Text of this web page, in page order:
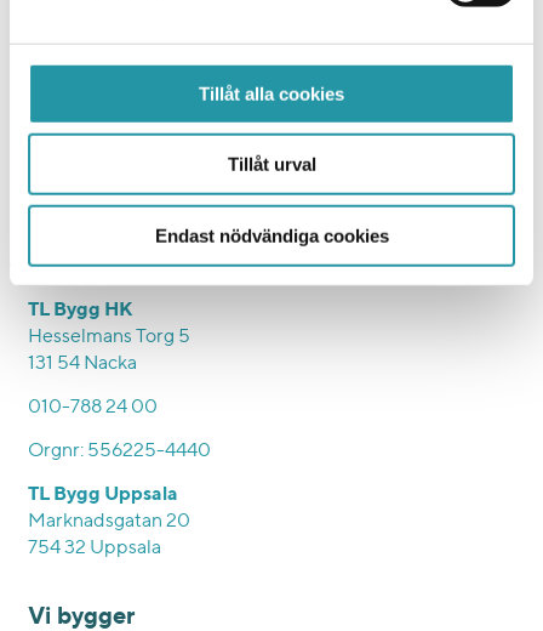
Tillåt alla cookies
Tillåt urval
Endast nödvändiga cookies
TL Bygg HK
Hesselmans Torg 5
131 54 Nacka
010-788 24 00
Orgnr: 556225-4440
TL Bygg Uppsala
Marknadsgatan 20
754 32 Uppsala
Vi bygger